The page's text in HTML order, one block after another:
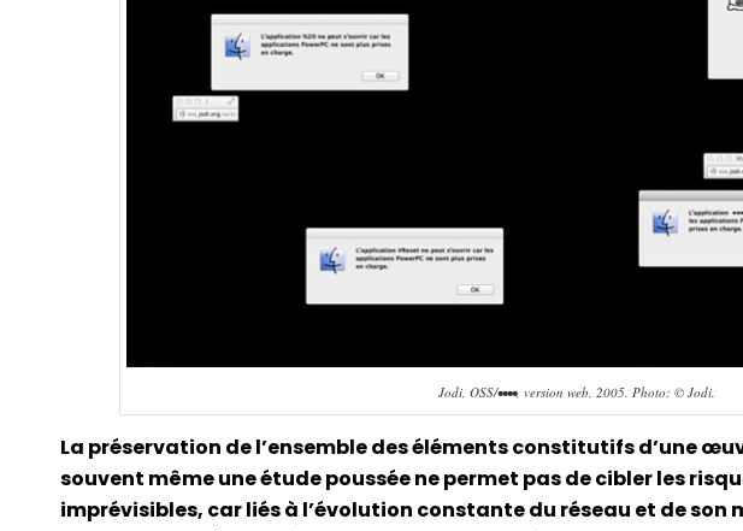
Jodi, OSS/••••, version web, 2005. Photo: © Jodi.
La préservation de l’ensemble des éléments constitutifs d’une
souvent même une étude poussée ne permet pas de cibler les
imprévisibles, car liés à l’évolution constante du réseau et de